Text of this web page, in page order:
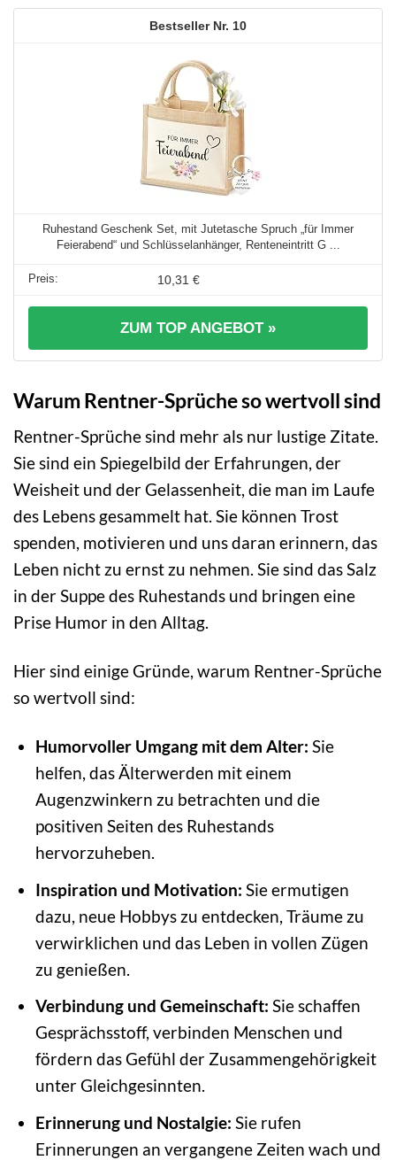
10
Ruhestand Geschenk Set, mit Jutetasche Spruch „für Immer
Feierabend“ und Schlüsselanhänger, Renteneintritt G ...
10,31 €
ZUM TOP ANGEBOT »
Warum Rentner-Sprüche so wertvoll sind
Rentner-Sprüche sind mehr als nur lustige Zitate.
Sie sind ein Spiegelbild der Erfahrungen, der
Weisheit und der Gelassenheit, die man im Laufe
des Lebens gesammelt hat. Sie können Trost
spenden, motivieren und uns daran erinnern, das
Leben nicht zu ernst zu nehmen. Sie sind das Salz
in der Suppe des Ruhestands und bringen eine
Prise Humor in den Alltag.
Hier sind einige Gründe, warum Rentner-Sprüche
so wertvoll sind:
Humorvoller Umgang mit dem Alter: Sie
helfen, das Älterwerden mit einem
Augenzwinkern zu betrachten und die
positiven Seiten des Ruhestands
hervorzuheben.
Inspiration und Motivation: Sie ermutigen
dazu, neue Hobbys zu entdecken, Träume zu
verwirklichen und das Leben in vollen Zügen
zu genießen.
Verbindung und Gemeinschaft: Sie schaffen
Gesprächsstoff, verbinden Menschen und
fördern das Gefühl der Zusammengehörigkeit
unter Gleichgesinnten.
Erinnerung und Nostalgie: Sie rufen
Erinnerungen an vergangene Zeiten wach und